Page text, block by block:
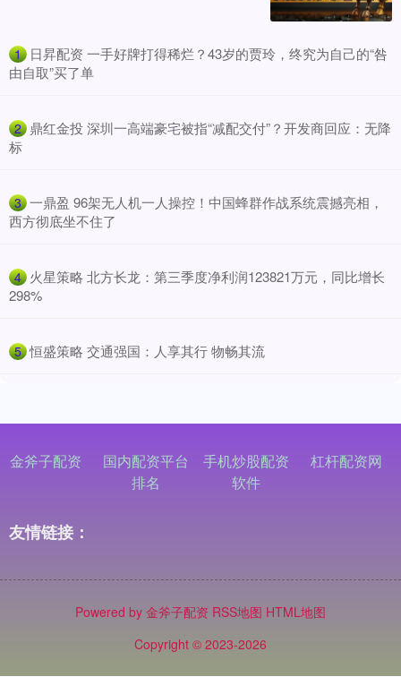
1 ​日昇配资 一手好牌打得稀烂？43岁的贾玲，终究为自己的“咎
由自取”买了单
2 ​鼎红金投 深圳一高端豪宅被指“减配交付”？开发商回应：无降
标
3 ​一鼎盈 96架无人机一人操控！中国蜂群作战系统震撼亮相，
西方彻底坐不住了
4 ​火星策略 北方长龙：第三季度净利润123821万元，同比增长
298%
5 ​恒盛策略 交通强国：人享其行 物畅其流
金斧子配资
国内配资平台
排名
手机炒股配资
软件
杠杆配资网
友情链接：
Powered by 金斧子配资 RSS地图 HTML地图
Copyright © 2023-2026